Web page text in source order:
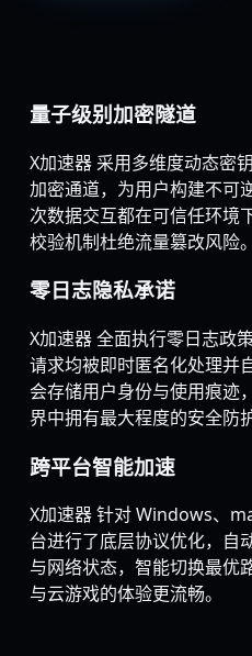
量子级别加密隧道
X加速器 采用多维度动态密
加密通道，为用户构建不可
次数据交互都在可信任环境
校验机制杜绝流量篡改风险。
零日志隐私承诺
X加速器 全面执行零日志政
请求均被即时匿名化处理并
会存储用户身份与使用痕迹
界中拥有最大程度的安全防护
跨平台智能加速
X加速器 针对 Windows、
台进行了底层协议优化，自
与网络状态，智能切换最优
与云游戏的体验更流畅。